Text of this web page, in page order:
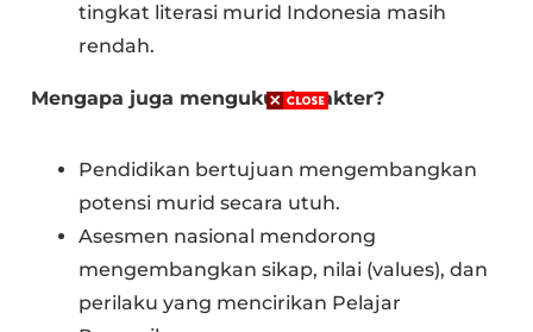
tingkat literasi murid Indonesia masih
rendah.
Mengapa juga mengukur karakter?
Pendidikan bertujuan mengembangkan
potensi murid secara utuh.
Asesmen nasional mendorong
mengembangkan sikap, nilai (values), dan
perilaku yang mencirikan Pelajar